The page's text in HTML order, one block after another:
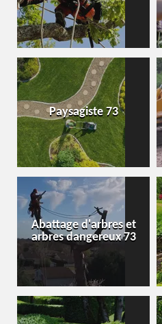
Paysagiste 73
Abattage d'arbres et
arbres dangereux 73